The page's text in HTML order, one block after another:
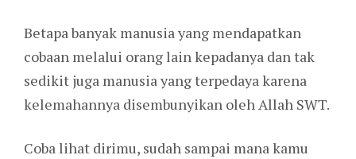
Betapa banyak manusia yang mendapatkan
cobaan melalui orang lain kepadanya dan tak
sedikit juga manusia yang terpedaya karena
kelemahannya disembunyikan oleh Allah SWT.
Coba lihat dirimu, sudah sampai mana kamu